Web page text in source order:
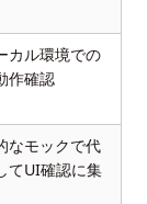
カル環境での
作確認
なモックで代
てUI確認に集